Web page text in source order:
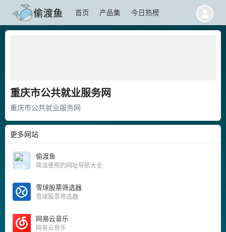
首页 产品集 今日热榜
重庆市公共就业服务网
重庆市公共就业服务网
更多网站
偷渡鱼
简洁使用的网址导航大全
雪球股票筛选器
雪球股票筛选器
网易云音乐
网易云音乐